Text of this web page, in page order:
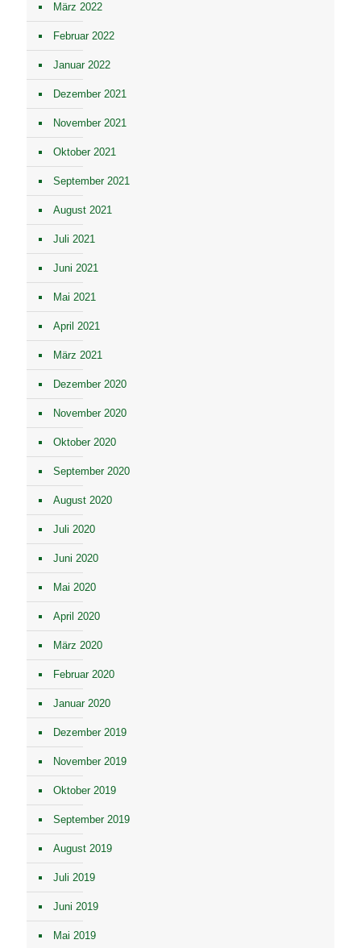
März 2022
Februar 2022
Januar 2022
Dezember 2021
November 2021
Oktober 2021
September 2021
August 2021
Juli 2021
Juni 2021
Mai 2021
April 2021
März 2021
Dezember 2020
November 2020
Oktober 2020
September 2020
August 2020
Juli 2020
Juni 2020
Mai 2020
April 2020
März 2020
Februar 2020
Januar 2020
Dezember 2019
November 2019
Oktober 2019
September 2019
August 2019
Juli 2019
Juni 2019
Mai 2019